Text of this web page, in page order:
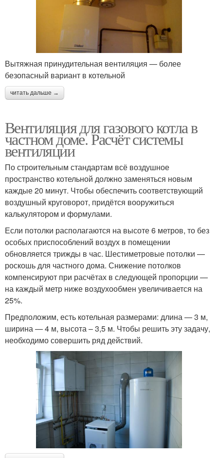
Вытяжная принудительная вентиляция — более
безопасный вариант в котельной
читать дальше →
Вентиляция для газового котла в
частном доме. Расчёт системы
вентиляции
По строительным стандартам всё воздушное
пространство котельной должно заменяться новым
каждые 20 минут. Чтобы обеспечить соответствующий
воздушный круговорот, придётся вооружиться
калькулятором и формулами.
Если потолки располагаются на высоте 6 метров, то без
особых приспособлений воздух в помещении
обновляется трижды в час. Шестиметровые потолки —
роскошь для частного дома. Снижение потолков
компенсируют при расчётах в следующей пропорции —
на каждый метр ниже воздухообмен увеличивается на
25%.
Предположим, есть котельная размерами: длина — 3 м,
ширина — 4 м, высота – 3,5 м. Чтобы решить эту задачу,
необходимо совершить ряд действий.